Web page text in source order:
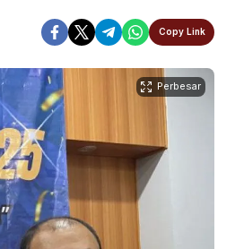
Copy Link
Perbesar